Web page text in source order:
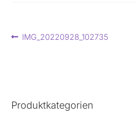
Beitragsnavigation
Vorheriger
IMG_20220928_102735
Produktkategorien